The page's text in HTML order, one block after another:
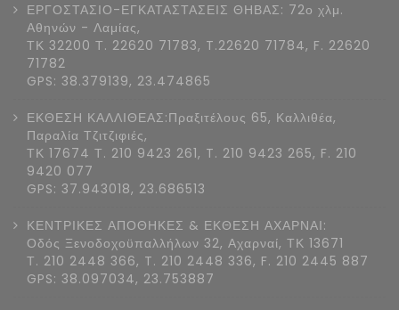
ΕΡΓΟΣΤΑΣΙΟ-ΕΓΚΑΤΑΣΤΑΣΕΙΣ ΘΗΒΑΣ: 72ο χλμ.
Αθηνών - Λαμίας,
ΤΚ 32200 Τ. 22620 71783, T.22620 71784, F. 22620
71782
GPS: 38.379139, 23.474865
ΕΚΘΕΣΗ ΚΑΛΛΙΘΕΑΣ:Πραξιτέλους 65, Καλλιθέα,
Παραλία Τζιτζιφιές,
ΤΚ 17674 Τ. 210 9423 261, T. 210 9423 265, F. 210
9420 077
GPS: 37.943018, 23.686513
ΚΕΝΤΡΙΚΕΣ ΑΠΟΘΗΚΕΣ & ΕΚΘΕΣΗ ΑΧΑΡΝΑΙ:
Οδός Ξενοδοχοϋπαλλήλων 32, Αχαρναί, ΤΚ 13671
Τ. 210 2448 366, T. 210 2448 336, F. 210 2445 887
GPS: 38.097034, 23.753887